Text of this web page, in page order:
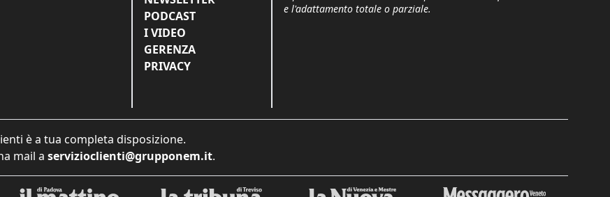
PODCAST
I VIDEO
GERENZA
PRIVACY
e l'adattamento totale o parziale.
è a tua completa disposizione.
mail a servizioclienti@grupponem.it.